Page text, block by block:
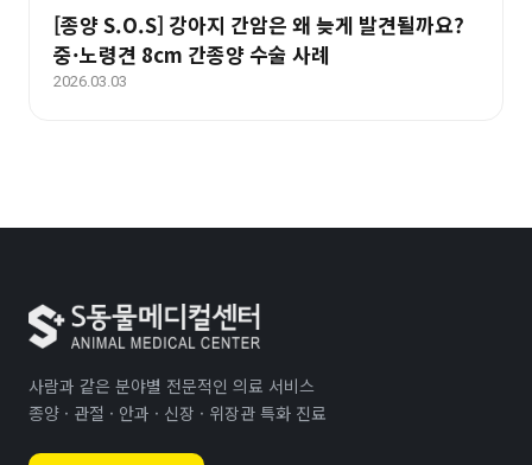
[종양 S.O.S] 강아지 간암은 왜 늦게 발견될까요?
중·노령견 8cm 간종양 수술 사례
2026.03.03
사람과 같은 분야별 전문적인 의료 서비스
종양 · 관절 · 안과 · 신장 · 위장관 특화 진료